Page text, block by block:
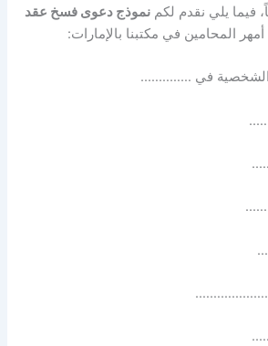
فيما يلي نقدم لكمنموذج دعوى فسخ عقد
المحامين في مكتبنا بالإمارات:
الشخصية في …………..
…………………….